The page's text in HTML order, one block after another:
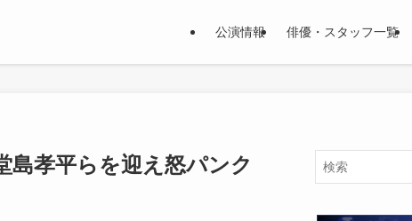
公演情報 俳優・スタッフ一覧
島孝平らを迎え怒パンク